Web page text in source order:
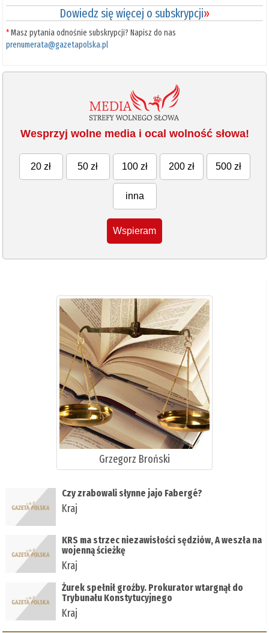
Dowiedz się więcej o subskrypcji»
*Masz pytania odnośnie subskrypcji? Napisz do nas
prenumerata@gazetapolska.pl
Wesprzyj wolne media i ocal wolność słowa!
20 zł 50 zł 100 zł 200 zł 500 zł
inna
Wspieram
Grzegorz Broński
Czy zrabowali słynne jajo Fabergé?
Kraj
KRS ma strzec niezawisłości sędziów, A weszła na
wojenną ścieżkę
Kraj
Żurek spełnił groźby. Prokurator wtargnął do
Trybunału Konstytucyjnego
Kraj